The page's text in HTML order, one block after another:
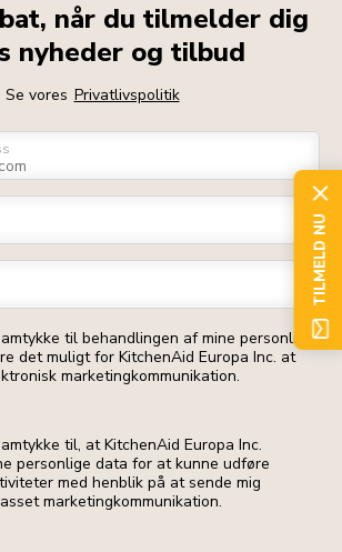
når du tilmelder dig
nyheder og tilbud
Se vores Privatlivspolitik
til behandlingen af mine personlige
det muligt for KitchenAid Europa Inc. at
marketingkommunikation.
til, at KitchenAid Europa Inc.
personlige data for at kunne udføre
med henblik på at sende mig
marketingkommunikation.
TILMELD NU